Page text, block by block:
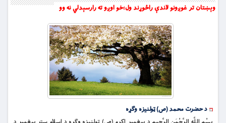
وېښتان تر غوږونو لاندې راځوړند ول؛خو اوږو ته رارسېدلي نه وو
د حضرت محمد (ص) ټولنیزه وګړه